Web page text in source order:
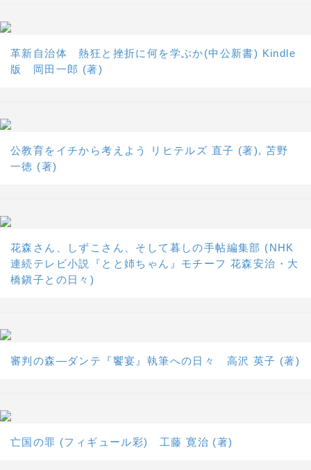
革新自治体 熱狂と挫折に何を学ぶか(中公新書) Kindle
版 岡田一郎 (著)
公教育をイチから考えよう リヒテルズ 直子 (著), 苫野
一徳 (著)
花森さん、しずこさん、そして暮しの手帖編集部 (NHK
連続テレビ小説『とと姉ちゃん』モチーフ 花森安治・大
橋鎭子との日々)
審判の森―ダンテ『饗宴』執筆への日々 高沢 英子 (著)
亡国の罪 (フィギュール彩) 工藤 寛治 (著)